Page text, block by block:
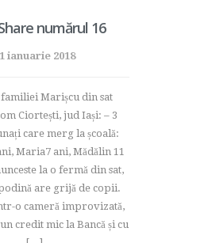
numărul 16
ianuarie 2018
familiei Marișcu din sat
Ciortești, jud Iași: – 3
care merg la școală:
Maria7 ani, Mădălin 11
la o fermă din sat,
are grijă de copii.
o cameră improvizată,
credit mic la Bancă și cu